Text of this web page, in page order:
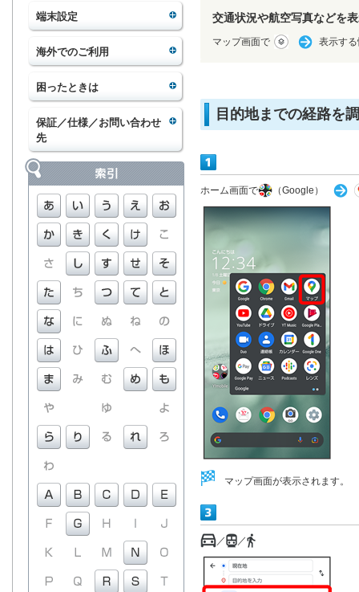
端末設定
海外でのご利用
困ったときは
保証／仕様／お問い合わせ
先
交通状況や航空写真などを
マップ画面で 表示す
目的地までの経路を
ホーム画面で （Google）
マップ画面が表示されます。
／ ／